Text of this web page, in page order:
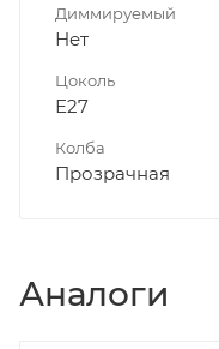
Диммируeмый
Нет
Цоколь
Е27
Колба
Прозрачная
Аналоги